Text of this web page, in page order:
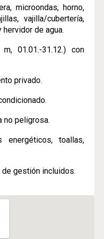
microondas, horno,
vajilla/cubertería,
de agua.
01.01.-31.12.) con
privado.
no peligrosa.
energéticos, toallas,
gestión incluidos.